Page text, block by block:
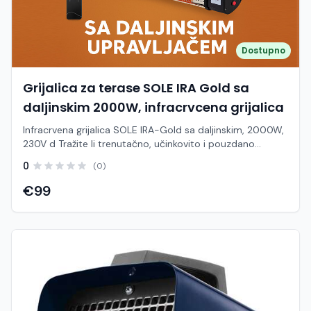
kabela: 1,2 m Napajanje: 220 – 240 V Sigurnost Zaštita od
pregrijavanja: da IP zaštita: IP24 Zaštita od prevrtanja: ne
Fizičke karakteristike Dimenzije (Š × V × D): 42 × 80 × 11 cm
Težina: 4,06 kg
Dostupno
Grijalica za terase SOLE IRA Gold sa
daljinskim 2000W, infracrvcena grijalica
Infracrvena grijalica SOLE IRA-Gold sa daljinskim, 2000W,
230V d Tražite li trenutačno, učinkovito i pouzdano
prostora? Infracrvena grijalica SOLE IRA-Gold snage
2000W predstavlja vrhunski izbor za ugodnu toplinu na
terasama, balkonima, u ugostiteljskim objektima (kafići,
restorani), radionicama ili slabo izoliranim unutarnjim
prostorijama. Ovaj model koristi naprednu "Gold"
zagrijavanje okolnog zraka, već toplinu usmjerava izravno
na ljude i predmete u svojoj blizini. To omogućuje
trenutačan osjećaj ugode odmah po uključivanju, čak i u
vjetrovitim uvjetima na otvorenom. Glavne prednosti
0 (0)
€99